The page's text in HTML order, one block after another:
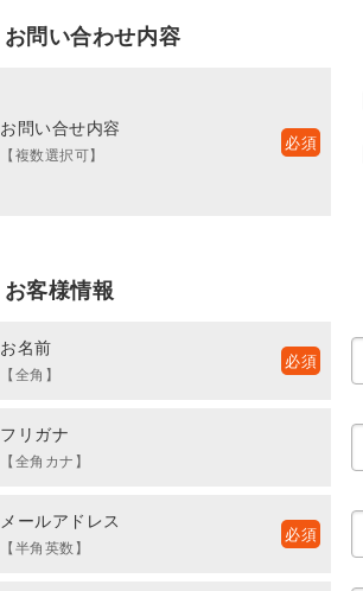
お問い合わせ内容
お問い合せ内容
【複数選択可】
お客様情報
お名前
【全角】
フリガナ
【全角カナ】
メールアドレス
【半角英数】